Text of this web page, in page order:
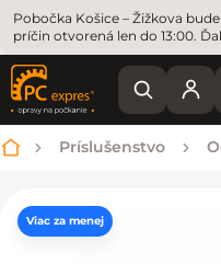
Pobočka Košice – Žižkova
príčin otvorená len do 13:00.
Domov
Príslušenstvo
Viac za menej